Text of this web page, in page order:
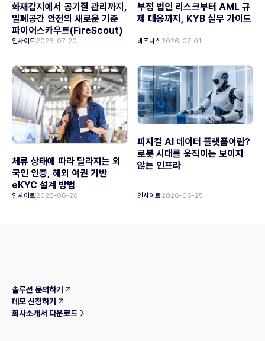
화재감지에서 공기질 관리까지,
밀폐공간 안전의 새로운 기준
파이어스카우트(FireScout)
인사이트 2026-07-20
부정 법인 리스크부터 AML 규
제 대응까지, KYB 실무 가이드
비즈니스 2026-07-01
체류 상태에 따라 달라지는 외
국인 인증, 해외 여권 기반
eKYC 설계 방법
인사이트 2026-06-26
피지컬 AI 데이터 플랫폼이란?
로봇 시대를 움직이는 보이지
않는 인프라
인사이트 2026-06-25
솔루션 문의하기
데모 신청하기
회사소개서 다운로드